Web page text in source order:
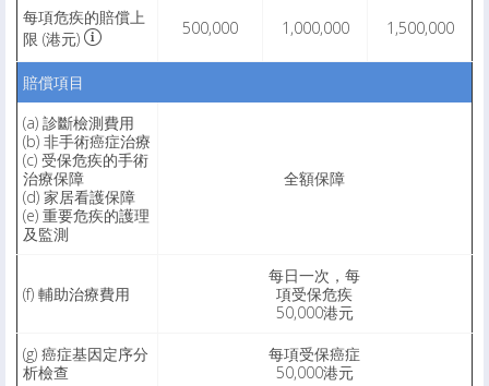
每項危疾的賠償上
限 (港元)
500,000 1,000,000 1,500,000
賠償項目
(a) 診斷檢測費用
(b) 非手術癌症治療
(c) 受保危疾的手術
治療保障
(d) 家居看護保障
(e) 重要危疾的護理
及監測
全額保障
(f) 輔助治療費用
每日一次，每
項受保危疾
50,000港元
(g) 癌症基因定序分
析檢查
每項受保癌症
50,000港元